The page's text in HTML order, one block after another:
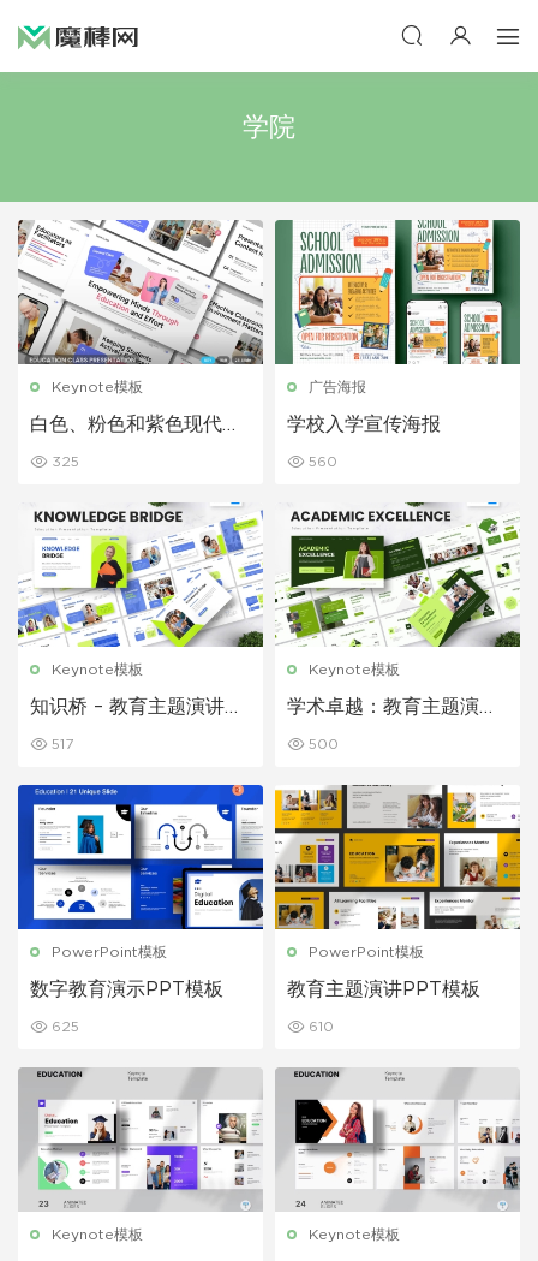
学院
Keynote模板
白色、粉色和紫色现代教
325
广告海报
学校入学宣传海报
560
Keynote模板
知识桥 – 教育主题演讲模
517
Keynote模板
学术卓越：教育主题演讲
500
PowerPoint模板
数字教育演示PPT模板
625
PowerPoint模板
教育主题演讲PPT模板
610
Keynote模板 Keynote模板